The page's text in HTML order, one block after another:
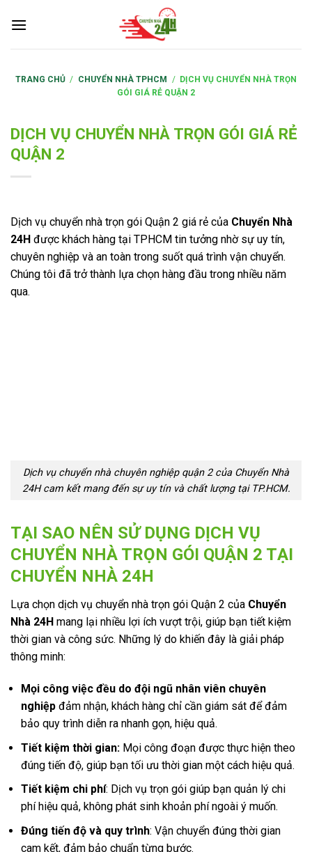
TRANG CHỦ / CHUYỂN NHÀ TPHCM /
DỊCH VỤ CHUYỂN NHÀ TRỌN
GÓI GIÁ RẺ QUẬN 2
DỊCH VỤ CHUYỂN NHÀ TRỌN GÓI GIÁ RẺ
QUẬN 2
Dịch vụ chuyển nhà trọn gói Quận 2 giá rẻ của Chuyển Nhà
24H được khách hàng tại TPHCM tin tưởng nhờ sự uy tín,
chuyên nghiệp và an toàn trong suốt quá trình vận chuyển.
Chúng tôi đã trở thành lựa chọn hàng đầu trong nhiều năm
qua.
Dịch vụ chuyển nhà chuyên nghiệp quận 2 của Chuyển Nhà
24H cam kết mang đến sự uy tín và chất lượng tại TP.HCM.
TẠI SAO NÊN SỬ DỤNG DỊCH VỤ
CHUYỂN NHÀ TRỌN GÓI QUẬN 2 TẠI
CHUYỂN NHÀ 24H
Lựa chọn dịch vụ chuyển nhà trọn gói Quận 2 của Chuyển
Nhà 24H mang lại nhiều lợi ích vượt trội, giúp bạn tiết kiệm
thời gian và công sức. Những lý do khiến đây là giải pháp
thông minh:
Mọi công việc đều do đội ngũ nhân viên chuyên
nghiệp đảm nhận, khách hàng chỉ cần giám sát để đảm
bảo quy trình diễn ra nhanh gọn, hiệu quả.
Tiết kiệm thời gian: Mọi công đoạn được thực hiện theo
đúng tiến độ, giúp bạn tối ưu thời gian một cách hiệu quả.
Tiết kiệm chi phí: Dịch vụ trọn gói giúp bạn quản lý chi
phí hiệu quả, không phát sinh khoản phí ngoài ý muốn.
Đúng tiến độ và quy trình: Vận chuyển đúng thời gian
cam kết, đảm bảo chuẩn từng bước.